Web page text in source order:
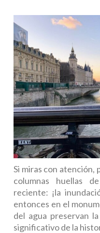
Si miras con atención,
columnas huellas
reciente: ¡la
entonces en el
del agua preservan
significativo de la